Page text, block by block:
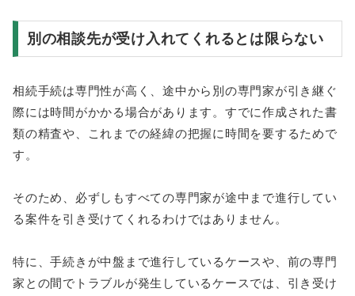
別の相談先が受け入れてくれるとは限らない
相続手続は専門性が高く、途中から別の専門家が引き継ぐ
際には時間がかかる場合があります。すでに作成された書
類の精査や、これまでの経緯の把握に時間を要するためで
す。
そのため、必ずしもすべての専門家が途中まで進行してい
る案件を引き受けてくれるわけではありません。
特に、手続きが中盤まで進行しているケースや、前の専門
家との間でトラブルが発生しているケースでは、引き受け